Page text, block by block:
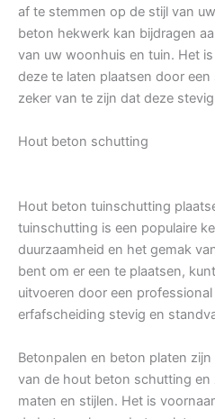
af te stemmen op de stijl van
beton hekwerk kan bijdragen
van uw woonhuis en tuin. Het
deze te laten plaatsen door
zeker van te zijn dat deze
Hout beton schutting
Hout beton tuinschutting
tuinschutting is een populaire
duurzaamheid en het gemak
bent om er een te plaatsen,
uitvoeren door een
erfafscheiding stevig en
Betonpalen en beton platen
van de hout beton schutting en
maten en stijlen. Het is